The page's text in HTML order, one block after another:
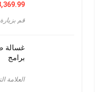
قم
برامج
العلامة